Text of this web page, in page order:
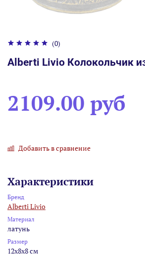
(0)
Alberti Livio Колокольчик
2109.00 руб
Добавить в сравнение
Характеристики
Бренд
Alberti Livio
Материал
латунь
Размер
12x8x8 см